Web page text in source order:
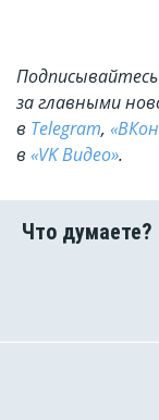
за главными
в Telegram,
в «VK Видео».